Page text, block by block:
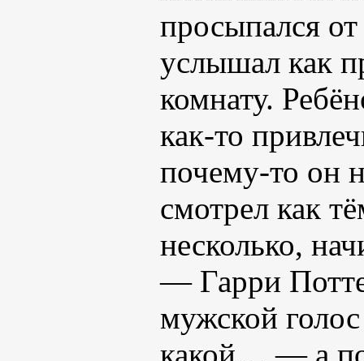
просыпался
услышал как
комнату.
как-то
почему-то он
смотрел как
несколько,
— Гарри
мужской